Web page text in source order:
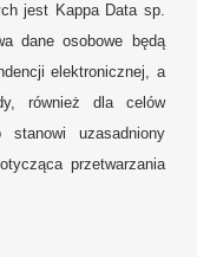
jest Kappa Data sp.
dane osobowe będą
elektronicznej, a
również dla celów
stanowi uzasadniony
przetwarzania